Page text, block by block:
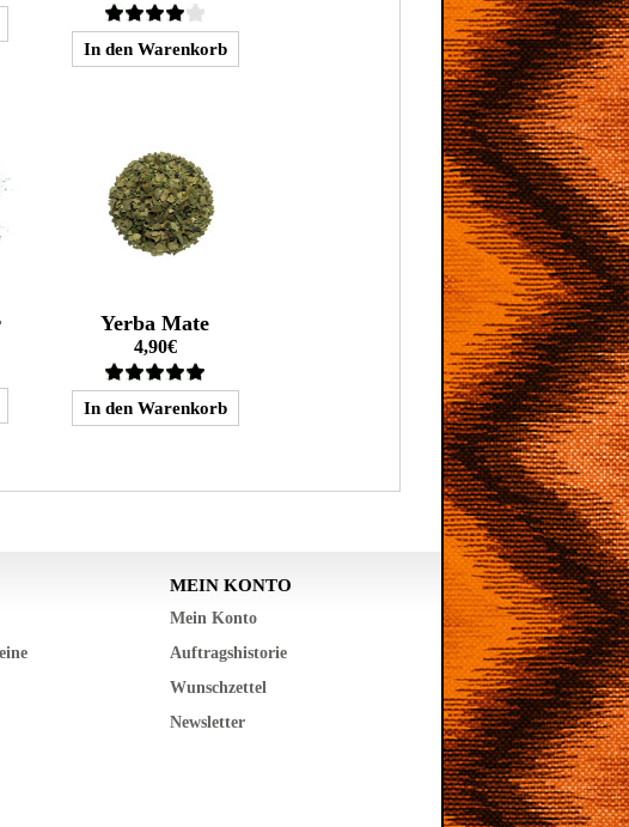
Yerba Mate
4,90€
MEIN KONTO
Mein Konto
Auftragshistorie
Wunschzettel
Newsletter